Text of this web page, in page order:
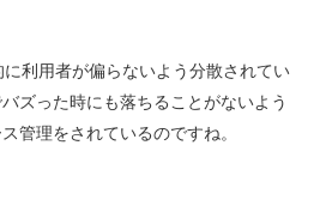
に利用者が偏らないよう分散されてい
ズった時にも落ちることがないよう
管理をされているのですね。